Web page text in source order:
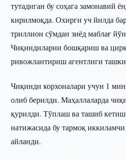
тутадиган бу соҳага замонавий
кирилмоқда. Охирги уч йилда
триллион сўмдан зиёд маблағ
Чиқиндиларни бошқариш ва
ривожлантириш агентлиги
Чиқинди корхоналари учун 1
олиб берилди. Маҳаллаларда
қурилди. Тўплаш ва ташиб
натижасида бу тармоқ
айланди.